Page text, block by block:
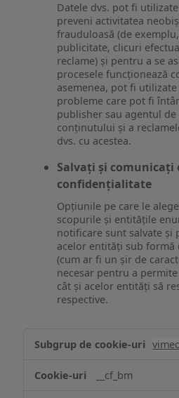
Datele dvs. pot fi
preveni activitatea
frauduloasă (de
publicitate, clicuri
reclame) și pentru a se
procesele funcționează
asemenea, pot fi
probleme care pot fi
publisher sau agentul
conținutului și a
dvs. cu acestea.
Salvați și comunicați
confidențialitate
Opțiunile pe care le
scopurile și entitățile
notificare sunt salvate și
acelor entități sub formă
(cum ar fi un șir de
necesar pentru a
cât și acelor entități să
respective.
funcționalităților
ului
__cf_bm